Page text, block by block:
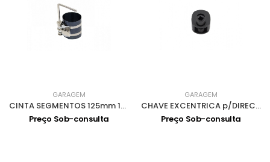
GARAGEM
CINTA SEGMENTOS 125mm 1285
Preço Sob-consulta
GARAGEM
CHAVE EXCENTRICA p/DIRECÇÃO 1839
Preço Sob-consulta